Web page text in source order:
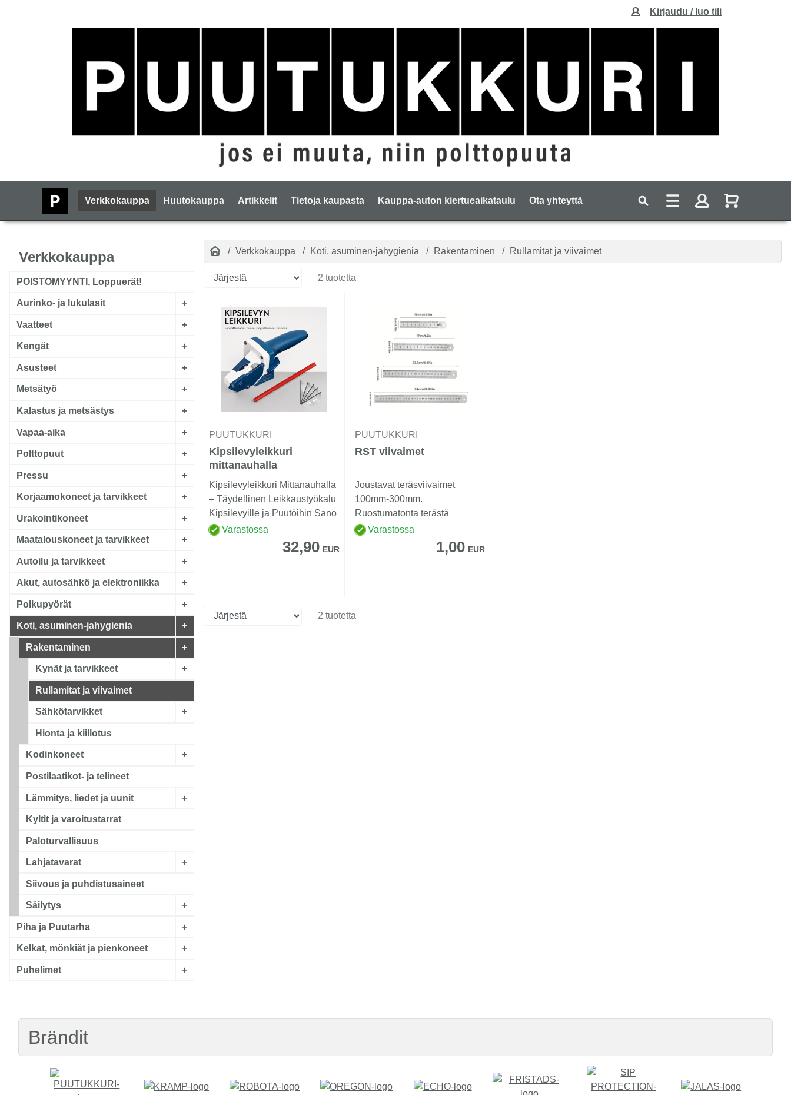
Kirjaudu / luo tili
Verkkokauppa Huutokauppa Artikkelit Tietoja kaupasta Kauppa-auton kiertueaikataulu Ota yhteyttä
Verkkokauppa
POISTOMYYNTI, Loppuerät!
Aurinko- ja lukulasit +
Vaatteet +
Kengät +
Asusteet +
Metsätyö +
Kalastus ja metsästys +
Vapaa-aika +
Polttopuut +
Pressu +
Korjaamokoneet ja tarvikkeet +
Urakointikoneet +
Maatalouskoneet ja tarvikkeet +
Autoilu ja tarvikkeet +
Akut, autosähkö ja elektroniikka +
Polkupyörät +
Koti, asuminen-jahygienia +
Rakentaminen +
Kynät ja tarvikkeet +
Rullamitat ja viivaimet
Sähkötarvikket +
Hionta ja kiillotus
Kodinkoneet +
Postilaatikot- ja telineet
Lämmitys, liedet ja uunit +
Kyltit ja varoitustarrat
Paloturvallisuus
Lahjatavarat +
Siivous ja puhdistusaineet
Säilytys +
Piha ja Puutarha +
Kelkat, mönkiät ja pienkoneet +
Puhelimet +
Verkkokauppa Koti, asuminen-jahygienia Rakentaminen Rullamitat ja viivaimet
2 tuotetta
PUUTUKKURI
Kipsilevyleikkuri
mittanauhalla
Kipsilevyleikkuri Mittanauhalla
– Täydellinen Leikkaustyökalu
Kipsilevyille ja Puutöihin Sano
hyväs...
Varastossa
32,90 EUR
PUUTUKKURI
RST viivaimet
Joustavat teräsviivaimet
100mm-300mm.
Ruostumatonta terästä
Varastossa
1,00 EUR
2 tuotetta
Brändit